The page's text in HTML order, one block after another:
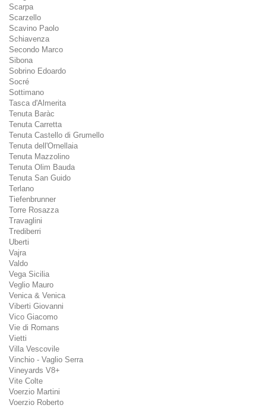
Scarpa
Scarzello
Scavino Paolo
Schiavenza
Secondo Marco
Sibona
Sobrino Edoardo
Socré
Sottimano
Tasca d'Almerita
Tenuta Baràc
Tenuta Carretta
Tenuta Castello di Grumello
Tenuta dell'Ornellaia
Tenuta Mazzolino
Tenuta Olim Bauda
Tenuta San Guido
Terlano
Tiefenbrunner
Torre Rosazza
Travaglini
Trediberri
Uberti
Vajra
Valdo
Vega Sicilia
Veglio Mauro
Venica & Venica
Viberti Giovanni
Vico Giacomo
Vie di Romans
Vietti
Villa Vescovile
Vinchio - Vaglio Serra
Vineyards V8+
Vite Colte
Voerzio Martini
Voerzio Roberto